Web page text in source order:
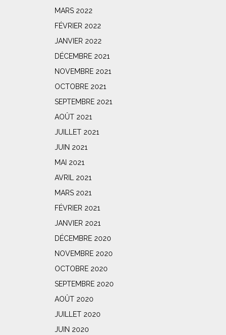
MARS 2022
FÉVRIER 2022
JANVIER 2022
DÉCEMBRE 2021
NOVEMBRE 2021
OCTOBRE 2021
SEPTEMBRE 2021
AOÛT 2021
JUILLET 2021
JUIN 2021
MAI 2021
AVRIL 2021
MARS 2021
FÉVRIER 2021
JANVIER 2021
DÉCEMBRE 2020
NOVEMBRE 2020
OCTOBRE 2020
SEPTEMBRE 2020
AOÛT 2020
JUILLET 2020
JUIN 2020